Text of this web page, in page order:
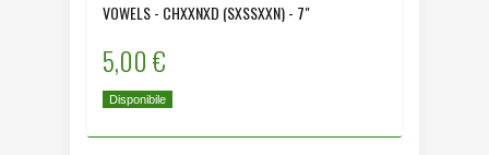
VOWELS - CHXXNXD (SXSSXXN) - 7"
5,00 €
Disponibile